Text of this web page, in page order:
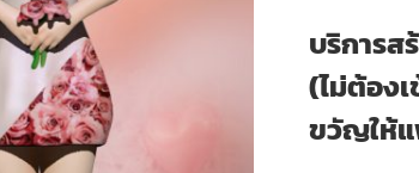
บริการส
(ไม่ต้อง
ขวัญให้